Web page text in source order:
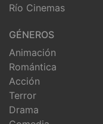
Río Cinemas
GÉNEROS
Animación
Romántica
Acción
Terror
Drama